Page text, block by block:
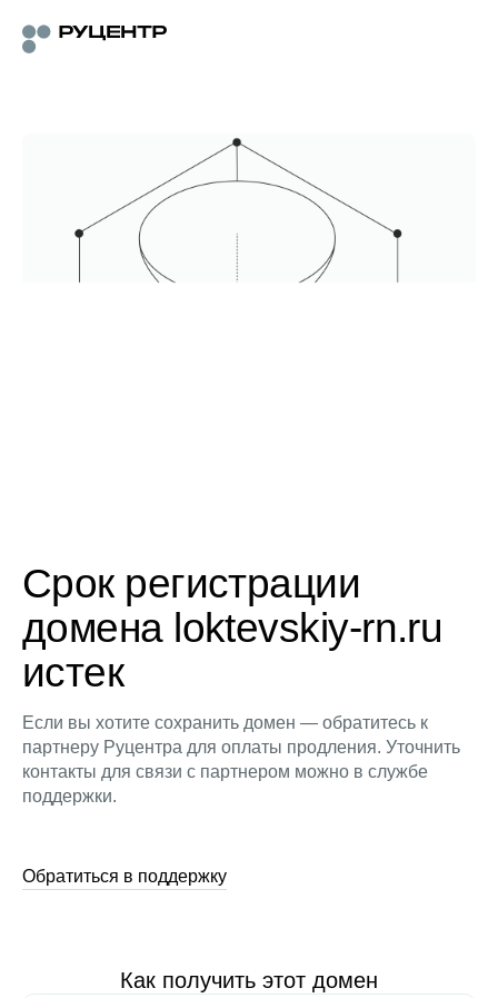
Срок регистрации
домена loktevskiy-rn.ru
истек
Если вы хотите сохранить домен — обратитесь к
партнеру Руцентра для оплаты продления. Уточнить
контакты для связи с партнером можно в службе
поддержки.
Обратиться в поддержку
Как получить этот домен